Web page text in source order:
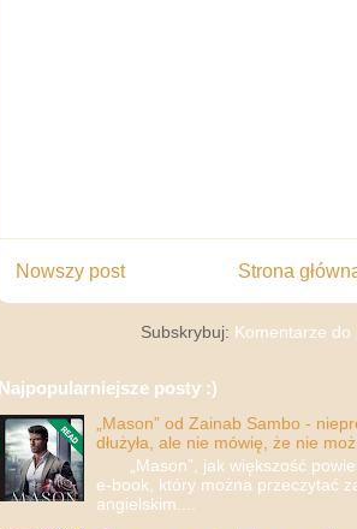
Nowszy post Strona
Subskrybuj: Komentarze
Najpopularniejsze posty :)
„Mason” od Zainab Sambo -
dłużyła, ale nie mówię, że nie
„Mason”, jak większość
e-book, który można przeczytać
angielskim....